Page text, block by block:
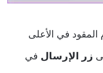
في الأعلى
زر الإرسال في